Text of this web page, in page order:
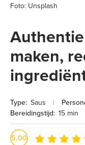
Foto: Unsplash
maken,
Type: Saus |
Bereidingstijd: 15 min
5,00